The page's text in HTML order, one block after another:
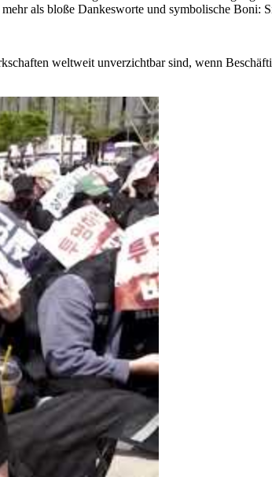
als bloße Dankesworte und symbolische Boni:
weltweit unverzichtbar sind, wenn